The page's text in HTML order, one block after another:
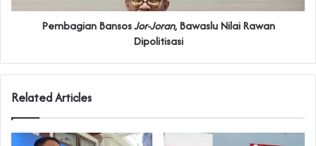
Pembagian BansosJor-Joran, Bawaslu Nilai Rawan
Dipolitisasi
Related Articles